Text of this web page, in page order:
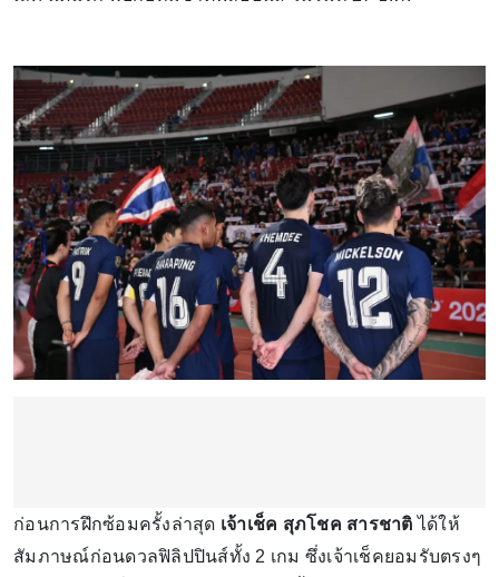
ก่อนการฝึกซ้อมครั้งล่าสุด เจ้าเช็ค สุภโชค สารชาติ ได้ให้
สัมภาษณ์ก่อนดวลฟิลิปปินส์ทั้ง 2 เกม ซึ่งเจ้าเช็คยอมรับตรงๆ